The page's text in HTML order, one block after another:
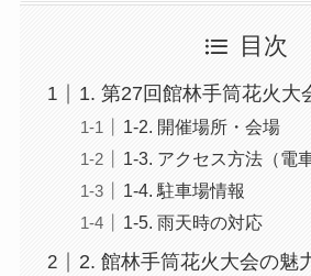
目次
1. 第27回館林手筒花火大
1-2. 開催場所・会場
1-3. アクセス方法（電
1-4. 駐車場情報
1-5. 雨天時の対応
2. 館林手筒花火大会の魅